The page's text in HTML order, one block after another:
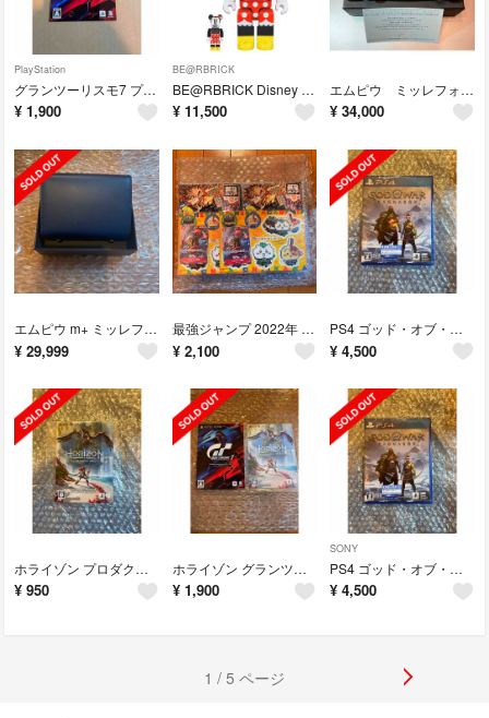
PlayStation
グランツーリスモ7 プロダクトコード
¥ 1,900
BE@RBRICK
BE@RBRICK Disney Minnie mouse 100% &400%
¥ 11,500
エムピウ ミッレフォッリエ 2 タバコベージュ
¥ 34,000
エムピウ m+ ミッレフォッリエ2P25 ブルーチョコ
¥ 29,999
最強ジャンプ 2022年 12月号 付録付き 2冊セット
¥ 2,100
PS4 ゴッド・オブ・ウォー ラグナロク
¥ 4,500
ホライゾン プロダクトコード
¥ 950
ホライゾン グランツーリスモ7 プロダクトコード セット
¥ 1,900
SONY
PS4 ゴッド・オブ・ウォー ラグナロク
¥ 4,500
1 / 5 ページ